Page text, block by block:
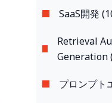
SaaS開発
Retrieval
Generation
プロンプト